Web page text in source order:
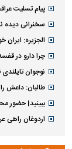
پیام تسلیت
سخنرانی دیده
الجزیره: ایران
چرا دارو در
نوجوان
طالبان: داعش
ببینید| حضور
اردوغان راهی